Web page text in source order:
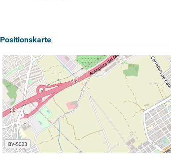
Positionskarte